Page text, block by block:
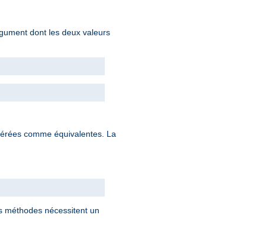
dont les deux valeurs
comme équivalentes. La
méthodes nécessitent un